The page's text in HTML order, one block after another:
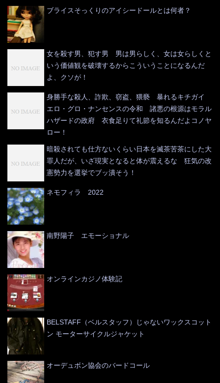
ブライスそっくりのアイシードールとは何者？
女を殺す男、犯す男 男は男らしく、女は女らしくと
いう価値観を破壊するからこういうことになるんだ
よ、クソが！
身勝手な殺人、詐欺、窃盗、猥褻 暴れるキチガイ
エロ・グロ・ナンセンスの令和 諸悪の根源はモラル
ハザードの政府 衣食足りて礼節を知るんだよコノヤ
ロー！
暗殺されても仕方ないくらい日本を滅茶苦茶にした大
罪人だが、いざ現実となると体が震えるな 狂気の改
憲勢力を選挙でブッ潰そう！
ネモフィラ 2022
南野陽子 エモーショナル
オンラインカジノ体験記
BELSTAFF（ベルスタッフ）じゃないワックスコット
ン モーターサイクルジャケット
オーデュボン協会のバードコール